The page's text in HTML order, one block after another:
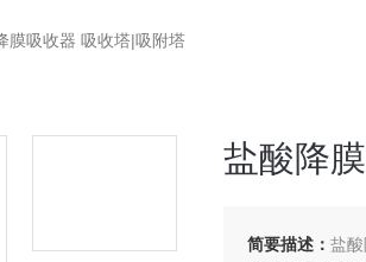
膜吸收器 吸收塔|吸附塔
盐酸降
简要描述：盐